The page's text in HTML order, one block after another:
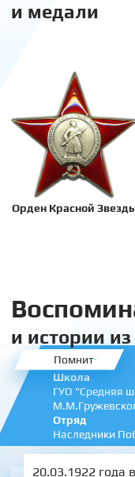
и медали
Орден Красной
и истории
Помнит
Школа
ГУО "Средняя
Отряд
Наследники
20.03.1922 года